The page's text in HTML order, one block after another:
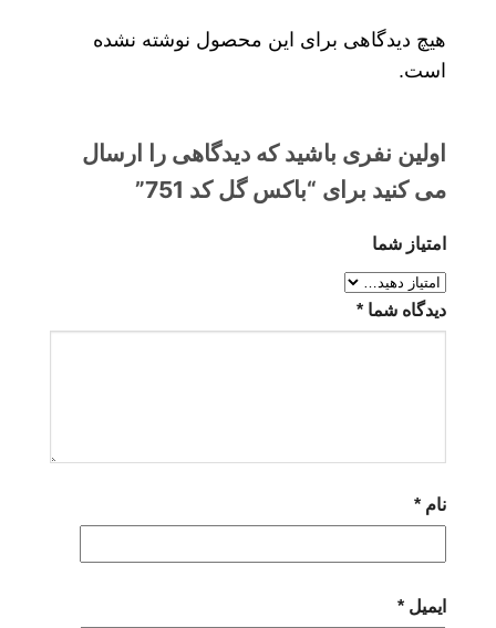
هیچ دیدگاهی برای این محصول نوشته نشده
است.
اولین نفری باشید که دیدگاهی را ارسال
می کنید برای “باکس گل کد 751”
امتیاز شما
دیدگاه شما *
نام *
ایمیل *